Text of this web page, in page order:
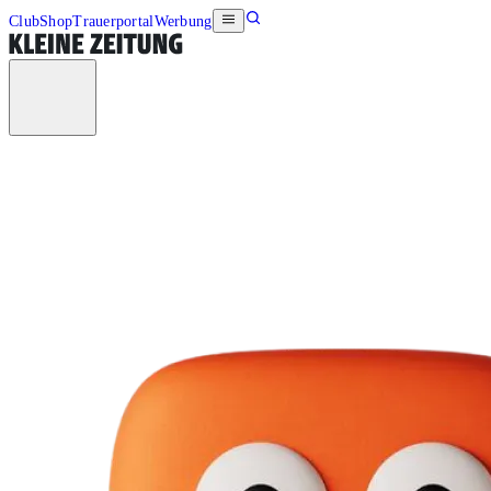
ClubShopTrauerportalWerbung